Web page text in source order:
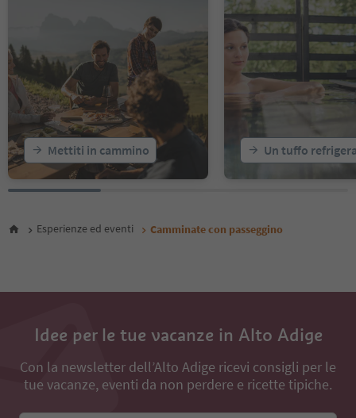
Mettiti in cammino Un tuffo
Esperienze ed eventi Camminate con passeggino
Idee per le tue vacanze in Alto Adige
Con la newsletter dell’Alto Adige ricevi consigli per le
tue vacanze, eventi da non perdere e ricette tipiche.